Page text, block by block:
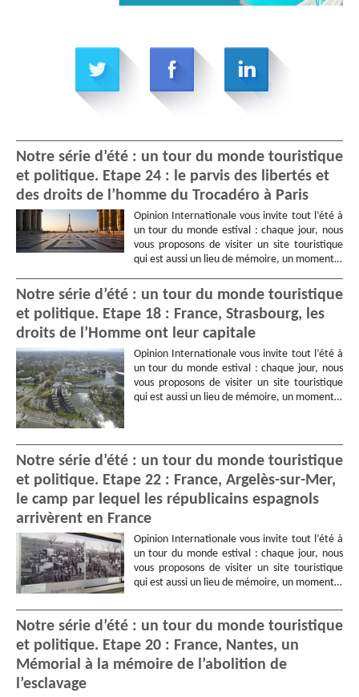
Notre série d’été : un tour du monde touristique
et politique. Etape 24 : le parvis des libertés et
des droits de l’homme du Trocadéro à Paris
Opinion Internationale vous invite tout l’été à
un tour du monde estival : chaque jour, nous
vous proposons de visiter un site touristique
qui est aussi un lieu de mémoire, un moment…
Notre série d’été : un tour du monde touristique
et politique. Etape 18 : France, Strasbourg, les
droits de l’Homme ont leur capitale
Opinion Internationale vous invite tout l’été à
un tour du monde estival : chaque jour, nous
vous proposons de visiter un site touristique
qui est aussi un lieu de mémoire, un moment…
Notre série d’été : un tour du monde touristique
et politique. Etape 22 : France, Argelès-sur-Mer,
le camp par lequel les républicains espagnols
arrivèrent en France
Opinion Internationale vous invite tout l’été à
un tour du monde estival : chaque jour, nous
vous proposons de visiter un site touristique
qui est aussi un lieu de mémoire, un moment…
Notre série d’été : un tour du monde touristique
et politique. Etape 20 : France, Nantes, un
Mémorial à la mémoire de l’abolition de
l’esclavage